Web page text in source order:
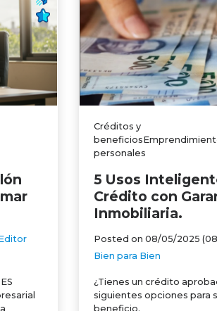
Créditos y
personales
5 Usos
Crédito con
Inmobiliaria.
Posted on 08/05/2025
Bien para Bien
¿Tienes un crédito
siguientes opciones para
beneficio.